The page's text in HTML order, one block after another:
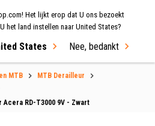
Het lijkt erop dat U ons bezoekt
het land instellen naar United States?
States Nee, bedankt
MTB
MTB Derailleur
RD-T3000 9V - Zwart